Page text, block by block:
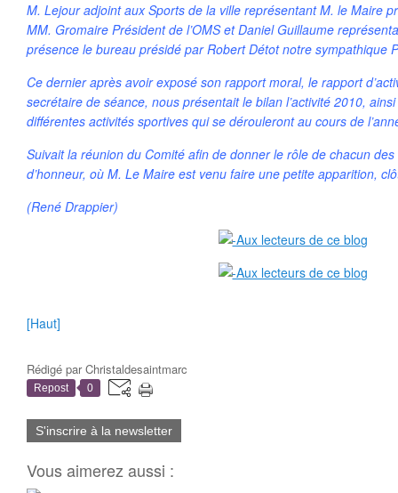
M. Lejour adjoint aux Sports de la ville représentant M. le Maire
MM. Gromaire Président de l’OMS et Daniel Guillaume
présence le bureau présidé par Robert Détot notre sympathique
Ce dernier après avoir exposé son rapport moral, le rapport
secrétaire de séance, nous présentait le bilan l’activité 2010,
différentes activités sportives qui se dérouleront au cours de
Suivait la réunion du Comité afin de donner le rôle de chacun
d’honneur, où M. Le Maire est venu faire une petite apparition,
(René Drappier)
[Haut]
Rédigé parChristaldesaintmarc
Repost 0
S'inscrire à la newsletter
Vous aimerez aussi :